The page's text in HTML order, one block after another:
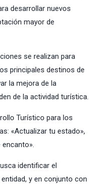
desarrollar nuevos
mayor de
se realizan para
principales destinos de
la mejora de la
de la actividad turística.
Turístico para los
«Actualizar tu estado»,
encanto».
identificar el
y en conjunto con